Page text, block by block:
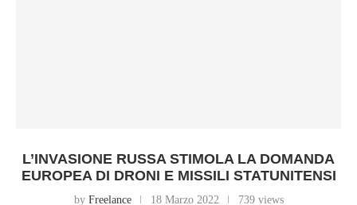
L’INVASIONE RUSSA STIMOLA LA DOMANDA
EUROPEA DI DRONI E MISSILI STATUNITENSI
by Freelance 18 Marzo 2022 739 views